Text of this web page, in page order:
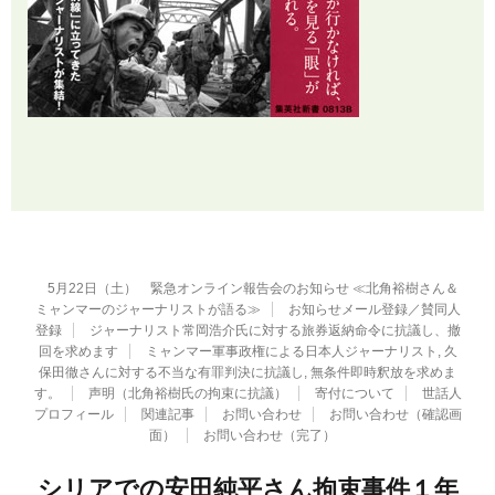
5月22日（土） 緊急オンライン報告会のお知らせ ≪北角裕樹さん＆
ミャンマーのジャーナリストが語る≫
お知らせメール登録／賛同人
登録
ジャーナリスト常岡浩介氏に対する旅券返納命令に抗議し、撤
回を求めます
ミャンマー軍事政権による日本人ジャーナリスト, 久
保田徹さんに対する不当な有罪判決に抗議し, 無条件即時釈放を求めま
す。
声明（北角裕樹氏の拘束に抗議） 寄付について
世話人
プロフィール
関連記事 お問い合わせ
お問い合わせ（確認画
面）
お問い合わせ（完了）